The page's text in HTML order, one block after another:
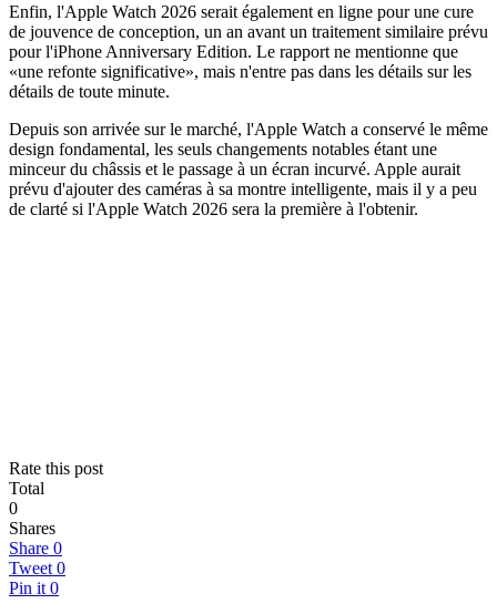
Enfin, l'Apple Watch 2026 serait également en ligne pour une cure
de jouvence de conception, un an avant un traitement similaire prévu
pour l'iPhone Anniversary Edition. Le rapport ne mentionne que
«une refonte significative», mais n'entre pas dans les détails sur les
détails de toute minute.
Depuis son arrivée sur le marché, l'Apple Watch a conservé le même
design fondamental, les seuls changements notables étant une
minceur du châssis et le passage à un écran incurvé. Apple aurait
prévu d'ajouter des caméras à sa montre intelligente, mais il y a peu
de clarté si l'Apple Watch 2026 sera la première à l'obtenir.
Rate this post
Total
0
Shares
Share 0
Tweet 0
Pin it 0